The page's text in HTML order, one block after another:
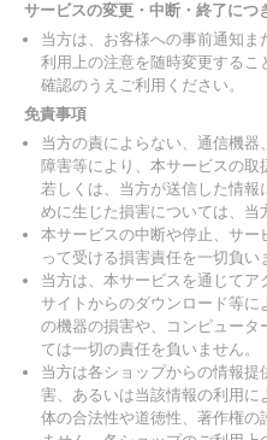
サービスの変更・中断・終了につ
当方は、お客様への事前通知
利用上の注意を随時変更する
確認のうえご利用ください。
免責事項
当方の責によらない、通信機
障害等により、本サービスの取
若しくは、当方が送信した情報
めに生じた損害については、当
本サービスの中断や停止、サー
って受ける損害責任を一切負い
当方は、本サービスを通じて
サイトからのダウンロード等
の機器の損害や、コンピュー
ては一切の責任を負いません。
当方は各ショップからの情報
害、あるいは当該情報の利用に
体の合法性や道徳性、著作権